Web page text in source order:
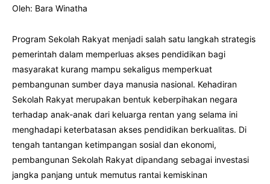
Oleh: Bara Winatha
Program Sekolah Rakyat menjadi salah satu langkah strategis
pemerintah dalam memperluas akses pendidikan bagi
masyarakat kurang mampu sekaligus memperkuat
pembangunan sumber daya manusia nasional. Kehadiran
Sekolah Rakyat merupakan bentuk keberpihakan negara
terhadap anak-anak dari keluarga rentan yang selama ini
menghadapi keterbatasan akses pendidikan berkualitas. Di
tengah tantangan ketimpangan sosial dan ekonomi,
pembangunan Sekolah Rakyat dipandang sebagai investasi
jangka panjang untuk memutus rantai kemiskinan